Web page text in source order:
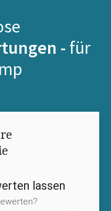
- für
lassen